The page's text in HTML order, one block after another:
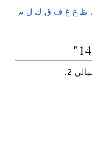
ظ ع غ ف ق ك ل م
2.